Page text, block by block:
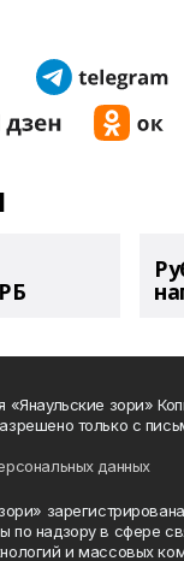
зори»
только с
данных
по надзору в сфере
и массовых